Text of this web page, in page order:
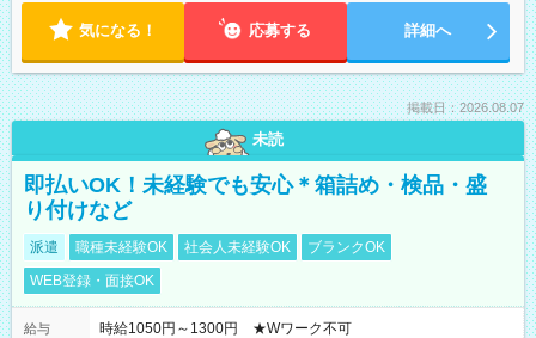
気になる！ 応募する 詳細へ
掲載日：2026.08.07
未読
即払いOK！未経験でも安心＊箱詰め・検品・盛
り付けなど
派遣 職種未経験OK 社会人未経験OK
ブランクOK
WEB登録・面接OK
給与
時給1050円～1300円 ★Wワーク不可